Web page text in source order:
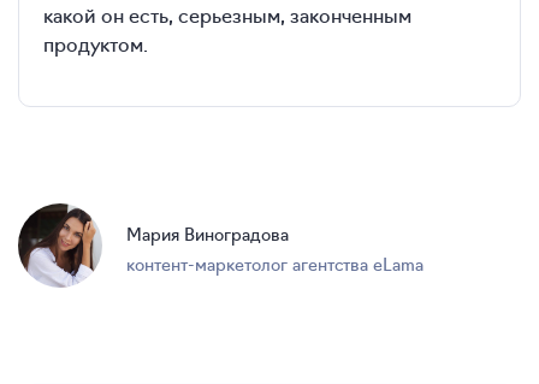
какой он есть, серьезным, законченным
продуктом.
Мария Виноградова
контент-маркетолог агентства eLama